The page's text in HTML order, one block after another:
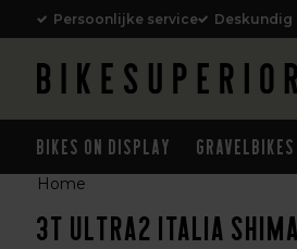
Persoonlijke service Deskundig
Bikes on Display Gravelbikes
Home
3T Ultra2 Italia